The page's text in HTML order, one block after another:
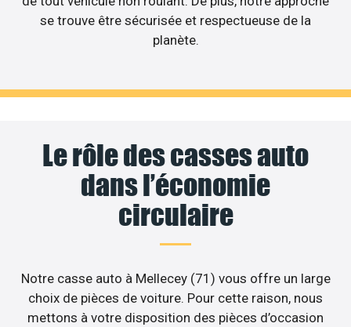
se trouve être sécurisée et respectueuse de la
planète.
Le rôle des casses auto
dans l’économie
circulaire
Notre casse auto à Mellecey (71) vous offre un large
choix de pièces de voiture. Pour cette raison, nous
mettons à votre disposition des pièces d’occasion